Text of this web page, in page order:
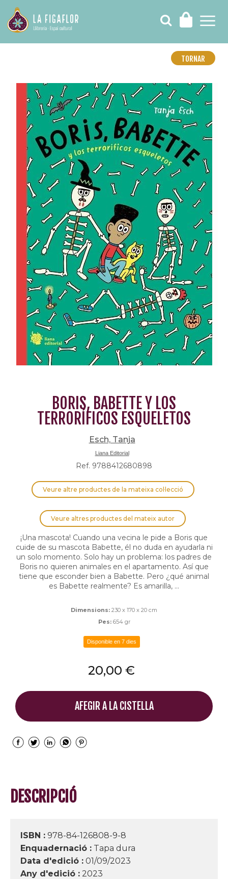
TORNAR
BORIS, BABETTE Y LOS
TERRORÍFICOS ESQUELETOS
Esch, Tanja
Liana Editorial
Ref. 9788412680898
Veure altre productes de la mateixa col·lecció
Veure altres productes del mateix autor
¡Una mascota! Cuando una vecina le pide a Boris que
cuide de su mascota Babette, él no duda en ayudarla ni
un solo momento. Solo hay un problema: los padres de
Boris no quieren animales en el apartamento. Así que
tiene que esconder bien a Babette. Pero ¿qué animal
es Babette realmente? Es amarilla, ...
Dimensions: 230 x 170 x 20 cm
Pes: 654 gr
Disponible en 7 dies
20,00 €
AFEGIR A LA CISTELLA
DESCRIPCIÓ
ISBN : 978-84-126808-9-8
Enquadernació : Tapa dura
Data d'edició : 01/09/2023
Any d'edició : 2023